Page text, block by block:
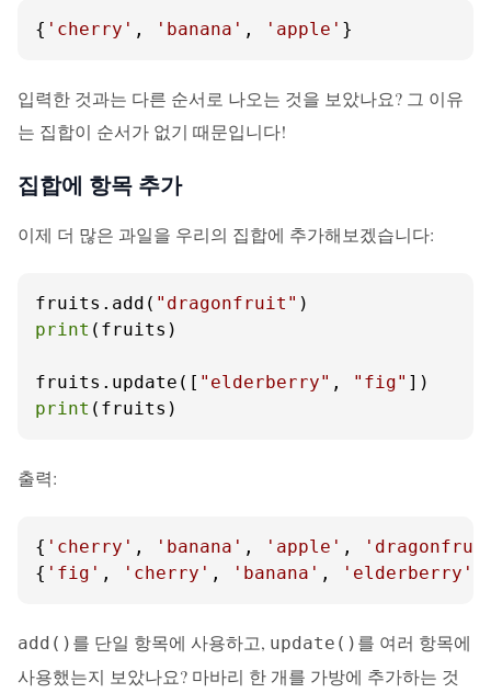
{ 'cherry' , 'banana' , 'apple' }
입력한 것과는 다른 순서로 나오는 것을 보았나요? 그 이유
는 집합이 순서가 없기 때문입니다!
집합에 항목 추가
이제 더 많은 과일을 우리의 집합에 추가해보겠습니다:
fruits.add( "dragonfruit"
print (fruits)
fruits.update([ "elderberry" , "fig"
print (fruits)
출력:
{ 'cherry' , 'banana' , 'apple' ,
{ 'fig' , 'cherry' , 'banana' , 'elderberry'
add() 를 단일 항목에 사용하고, update() 를 여러 항목에
사용했는지 보았나요? 마바리 한 개를 가방에 추가하는 것